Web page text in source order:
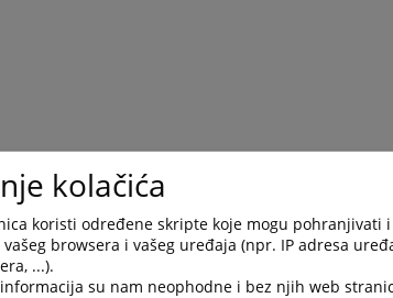
kolačića
koristi određene skripte koje mogu pohranjivati
browsera i vašeg uređaja (npr. IP adresa
...).
su nam neophodne i bez njih web